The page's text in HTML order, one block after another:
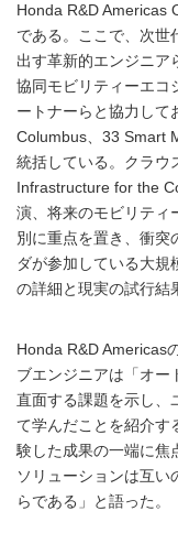
Honda R&D Americas
である。ここで、次世
出す革新的エンジニア
協同モビリティーエコ
ートナーらと協力して
Columbus、33 Smart
統括している。クラウ
Infrastructure for the
演、将来のモビリティ
別に重点を置き、衝突
ダが参加している大規
の詳細と現実の試行結
Honda R&D Americas
ブエンジニアは「オー
直面する課題を示し、
て学んだことを紹介す
験した成果の一端に焦
ソリューションは互い
らである」と語った。